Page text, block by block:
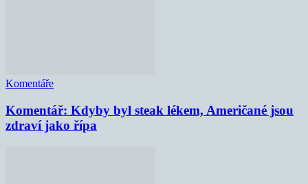
Komentáře
Komentář: Kdyby byl steak lékem, Američané jsou
zdraví jako řípa